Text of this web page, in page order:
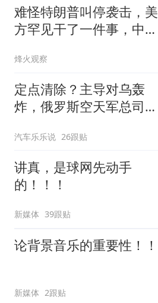
难怪特朗普叫停袭击，美
方罕见干了一件事，中方
烽火观察
定点清除？主导对乌轰
炸，俄罗斯空天军总司令
身亡！
汽车乐乐说 26跟贴
讲真，是球网先动手
的！！！
新媒体 39跟贴
论背景音乐的重要性！！
新媒体 2跟贴